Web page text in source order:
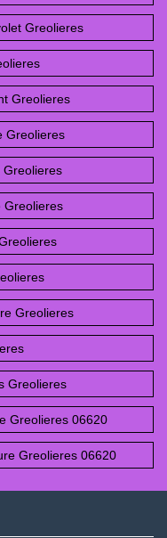
Greolieres
Greolieres
Greolieres
Greolieres
Greolieres
Greolieres
Greolieres
Greolieres 06620
Greolieres 06620